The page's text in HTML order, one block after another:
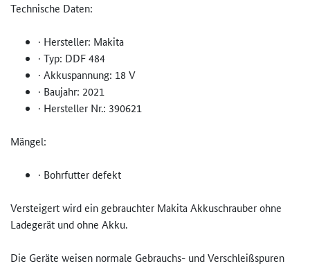
Technische Daten:
· Hersteller: Makita
· Typ: DDF 484
· Akkuspannung: 18 V
· Baujahr: 2021
· Hersteller Nr.: 390621
Mängel:
· Bohrfutter defekt
Versteigert wird ein gebrauchter Makita Akkuschrauber ohne
Ladegerät und ohne Akku.
Die Geräte weisen normale Gebrauchs- und Verschleißspuren